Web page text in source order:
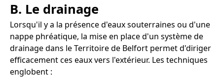
B. Le drainage
Lorsqu'il y a la présence d'eaux souterraines ou d'une
nappe phréatique, la mise en place d'un système de
drainage dans le Territoire de Belfort permet d'diriger
efficacement ces eaux vers l'extérieur. Les techniques
englobent :